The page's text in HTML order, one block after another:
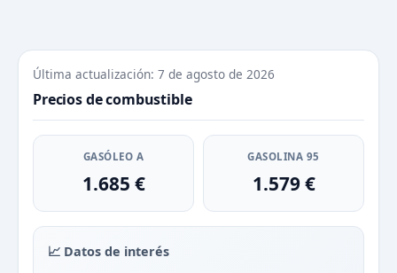
Última actualización: 7 de agosto de 2026
Precios de combustible
GASÓLEO A
1.685 €
GASOLINA 95
1.579 €
📈 Datos de interés